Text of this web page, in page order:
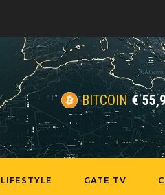
BITCOIN €
LIFESTYLE GATE TV